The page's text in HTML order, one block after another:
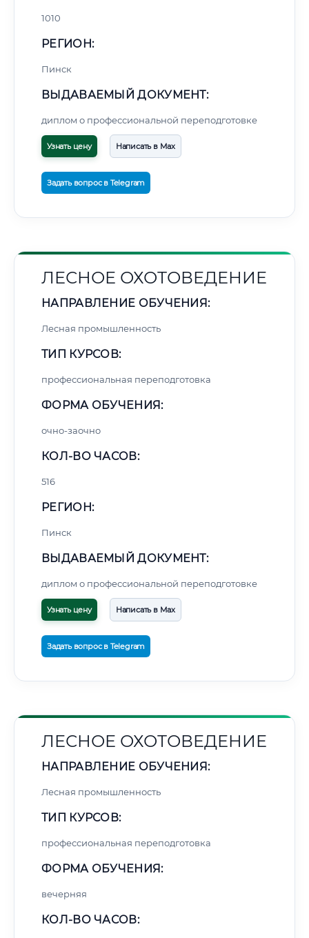
1010
РЕГИОН:
Пинск
ВЫДАВАЕМЫЙ ДОКУМЕНТ:
диплом о профессиональной переподготовке
Узнать цену Написать в Max
Задать вопрос в Telegram
ЛЕСНОЕ ОХОТОВЕДЕНИЕ
НАПРАВЛЕНИЕ ОБУЧЕНИЯ:
Лесная промышленность
ТИП КУРСОВ:
профессиональная переподготовка
ФОРМА ОБУЧЕНИЯ:
очно-заочно
КОЛ-ВО ЧАСОВ:
516
РЕГИОН:
Пинск
ВЫДАВАЕМЫЙ ДОКУМЕНТ:
диплом о профессиональной переподготовке
Узнать цену Написать в Max
Задать вопрос в Telegram
ЛЕСНОЕ ОХОТОВЕДЕНИЕ
НАПРАВЛЕНИЕ ОБУЧЕНИЯ:
Лесная промышленность
ТИП КУРСОВ:
профессиональная переподготовка
ФОРМА ОБУЧЕНИЯ:
вечерняя
КОЛ-ВО ЧАСОВ: